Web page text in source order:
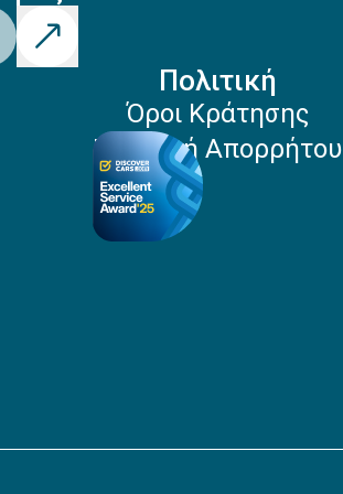
Πολιτική
Όροι Κράτησης
Πολιτική Απορρήτου